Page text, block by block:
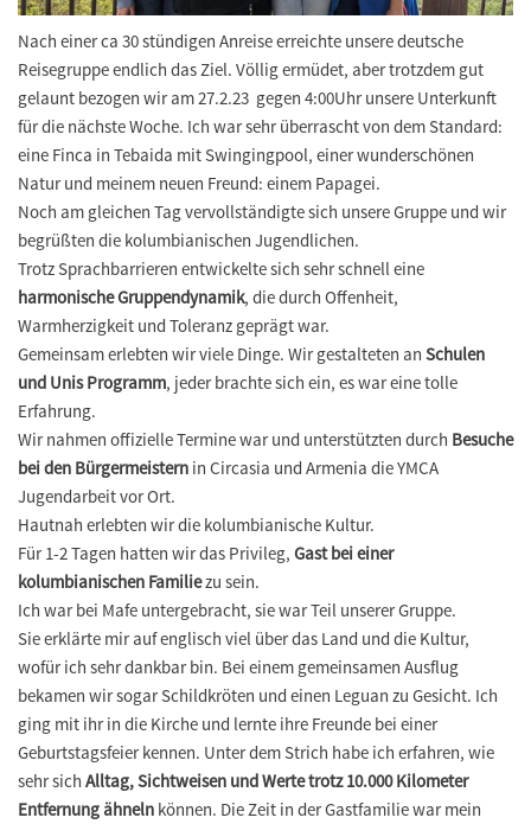
Nach einer ca 30 stündigen Anreise erreichte unsere deutsche
Reisegruppe endlich das Ziel. Völlig ermüdet, aber trotzdem gut
gelaunt bezogen wir am 27.2.23 gegen 4:00Uhr unsere Unterkunft
für die nächste Woche. Ich war sehr überrascht von dem Standard:
eine Finca in Tebaida mit Swingingpool, einer wunderschönen
Natur und meinem neuen Freund: einem Papagei.
Noch am gleichen Tag vervollständigte sich unsere Gruppe und wir
begrüßten die kolumbianischen Jugendlichen.
Trotz Sprachbarrieren entwickelte sich sehr schnell eine
harmonische Gruppendynamik, die durch Offenheit,
Warmherzigkeit und Toleranz geprägt war.
Gemeinsam erlebten wir viele Dinge. Wir gestalteten an Schulen
und Unis Programm, jeder brachte sich ein, es war eine tolle
Erfahrung.
Wir nahmen offizielle Termine war und unterstützten durch Besuche
bei den Bürgermeistern in Circasia und Armenia die YMCA
Jugendarbeit vor Ort.
Hautnah erlebten wir die kolumbianische Kultur.
Für 1-2 Tagen hatten wir das Privileg, Gast bei einer
kolumbianischen Familiezu sein.
Ich war bei Mafe untergebracht, sie war Teil unserer Gruppe.
Sie erklärte mir auf englisch viel über das Land und die Kultur,
wofür ich sehr dankbar bin. Bei einem gemeinsamen Ausflug
bekamen wir sogar Schildkröten und einen Leguan zu Gesicht. Ich
ging mit ihr in die Kirche und lernte ihre Freunde bei einer
Geburtstagsfeier kennen. Unter dem Strich habe ich erfahren, wie
sehr sich Alltag, Sichtweisen und Werte trotz 10.000 Kilometer
Entfernung ähneln können. Die Zeit in der Gastfamilie war mein